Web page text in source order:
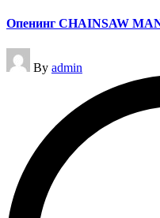
Опенинг CHAINSAW
Posted
by
By admin